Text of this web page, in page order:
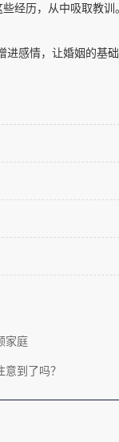
经历，从中吸取教
进感情，让婚姻的基
家庭
到了吗？